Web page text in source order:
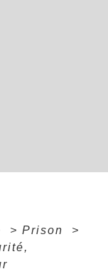
> Prison
>